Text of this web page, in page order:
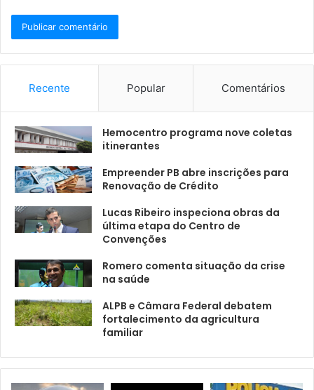
Recente Popular Comentários
Hemocentro programa nove coletas
itinerantes
Empreender PB abre inscrições para
Renovação de Crédito
Lucas Ribeiro inspeciona obras da
última etapa do Centro de
Convenções
Romero comenta situação da crise
na saúde
ALPB e Câmara Federal debatem
fortalecimento da agricultura
familiar